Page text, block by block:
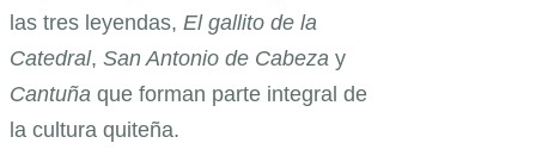
las tres leyendas, El gallito de la
Catedral, San Antonio de Cabeza y
Cantuña que forman parte integral de
la cultura quiteña.